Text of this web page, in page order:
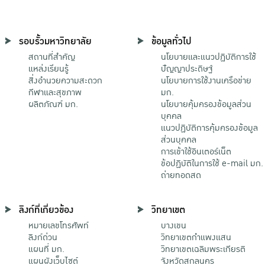
รอบรั้วมหาวิทยาลัย
สถานที่สำคัญ
แหล่งเรียนรู้
สิ่งอำนวยความสะดวก
กีฬาและสุขภาพ
ผลิตภัณฑ์ มก.
ข้อมูลทั่วไป
นโยบายและแนวปฏิบัติการใช้
ปัญญาประดิษฐ์
นโยบายการใช้งานเครือข่าย
มก.
นโยบายคุ้มครองข้อมูลส่วน
บุคคล
แนวปฏิบัติการคุ้มครองข้อมูล
ส่วนบุคคล
การเข้าใช้อินเตอร์เน็ต
ข้อปฏิบัติในการใช้ e-mail มก.
ถ่ายทอดสด
ลิงก์ที่เกี่ยวข้อง
หมายเลขโทรศัพท์
ลิงก์ด่วน
แผนที่ มก.
แผนผังเว็บไซต์
วิทยาเขต
บางเขน
วิทยาเขตกําแพงแสน
วิทยาเขตเฉลิมพระเกียรติ
จังหวัดสกลนคร